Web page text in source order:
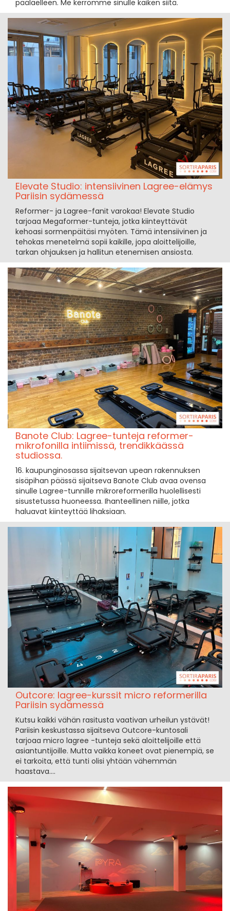
päälaelleen. Me kerromme sinulle kaiken siitä.
Elevate Studio: intensiivinen Lagree-elämys
Pariisin sydämessä
Reformer- ja Lagree-fanit varokaa! Elevate Studio
tarjoaa Megaformer-tunteja, jotka kiinteyttävät
kehoasi sormenpäitäsi myöten. Tämä intensiivinen ja
tehokas menetelmä sopii kaikille, jopa aloittelijoille,
tarkan ohjauksen ja hallitun etenemisen ansiosta.
Banote Club: Lagree-tunteja reformer-
mikrofonilla intiimissä, trendikkäässä
studiossa.
16. kaupunginosassa sijaitsevan upean rakennuksen
sisäpihan päässä sijaitseva Banote Club avaa ovensa
sinulle Lagree-tunnille mikroreformerilla huolellisesti
sisustetussa huoneessa. Ihanteellinen niille, jotka
haluavat kiinteyttää lihaksiaan.
Outcore: lagree-kurssit micro reformerilla
Pariisin sydämessä
Kutsu kaikki vähän rasitusta vaativan urheilun ystävät!
Pariisin keskustassa sijaitseva Outcore-kuntosali
tarjoaa micro lagree -tunteja sekä aloittelijoille että
asiantuntijoille. Mutta vaikka koneet ovat pienempiä, se
ei tarkoita, että tunti olisi yhtään vähemmän
haastava....